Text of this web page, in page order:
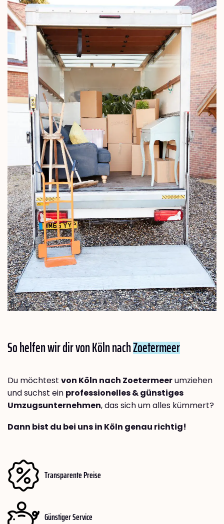
So helfen wir dir von Köln nachZoetermeer
Du möchtest von Köln nach Zoetermeerumziehen
und suchst ein professionelles & günstiges
Umzugsunternehmen, das sich um alles kümmert?
Dann bist du bei uns in Köln genau richtig!
Transparente Preise
Günstiger Service